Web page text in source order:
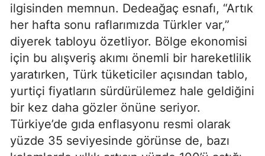
ilgisinden memnun. Dedeağaç esnafı, “Artık
her hafta sonu raflarımızda Türkler var,”
diyerek tabloyu özetliyor. Bölge ekonomisi
için bu alışveriş akımı önemli bir hareketlilik
yaratırken, Türk tüketiciler açısından tablo,
yurtiçi fiyatların sürdürülemez hale geldiğini
bir kez daha gözler önüne seriyor.
Türkiye’de gıda enflasyonu resmi olarak
yüzde 35 seviyesinde görünse de, bazı